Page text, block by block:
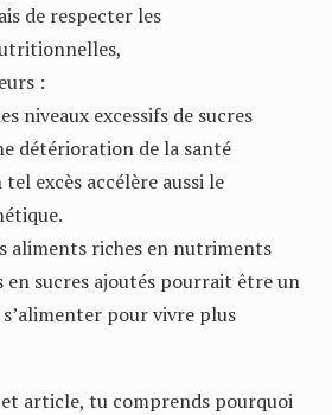
de respecter les
:
niveaux excessifs de sucres
détérioration de la santé
excès accélère aussi le
aliments riches en nutriments
en sucres ajoutés pourrait être un
pour vivre plus
article, tu comprends pourquoi